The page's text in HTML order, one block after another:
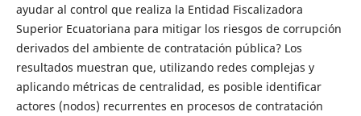
ayudar al control que realiza la Entidad Fiscalizadora
Superior Ecuatoriana para mitigar los riesgos de corrupción
derivados del ambiente de contratación pública? Los
resultados muestran que, utilizando redes complejas y
aplicando métricas de centralidad, es posible identificar
actores (nodos) recurrentes en procesos de contratación